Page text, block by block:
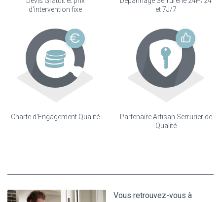
d'intervention fixe
et 7J/7
Charte d'Engagement Qualité
Partenaire Artisan Serrurier de
Qualité
Vous retrouvez-vous à